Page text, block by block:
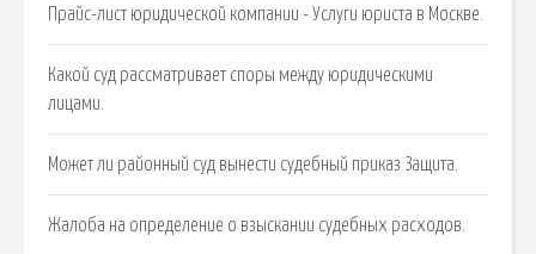
Прайс-лист юридической компании - Услуги юриста в Москве.
Какой суд рассматривает споры между юридическими
лицами.
Может ли районный суд вынести судебный приказ Защита.
Жалоба на определение о взыскании судебных расходов.